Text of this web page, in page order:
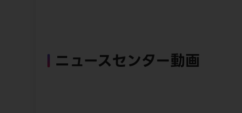
ニュースセンター動画